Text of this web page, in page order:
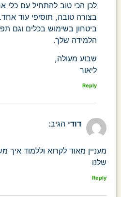
לכן הכי טוב להתחיל עם
בצורה טובה, תוסיפי עוד
ביטחון בשימוש בכלים וגם
הלמידה שלך.
שבוע מעולה,
ליאור
Reply
דודי הגיב:
מעניין מאוד לקרוא וללמוד איך
שלנו
Reply